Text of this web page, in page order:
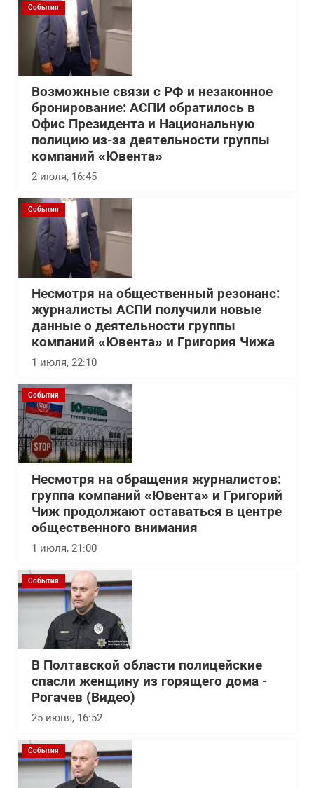
События
Возможные связи с РФ и незаконное
бронирование: АСПИ обратилось в
Офис Президента и Национальную
полицию из-за деятельности группы
компаний «Ювента»
2 июля, 16:45
События
Несмотря на общественный резонанс:
журналисты АСПИ получили новые
данные о деятельности группы
компаний «Ювента» и Григория Чижа
1 июля, 22:10
События
Несмотря на обращения журналистов:
группа компаний «Ювента» и Григорий
Чиж продолжают оставаться в центре
общественного внимания
1 июля, 21:00
События
В Полтавской области полицейские
спасли женщину из горящего дома -
Рогачев (Видео)
25 июня, 16:52
События